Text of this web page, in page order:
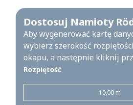
Dostosuj Namioty
Aby wygenerować kartę
wybierz szerokość
okapu, a następnie kliknij
Rozpiętość
10,00 m